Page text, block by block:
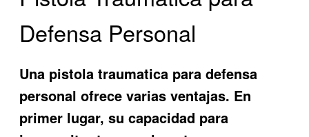
Defensa Personal
Una pistola traumatica para defensa
personal ofrece varias ventajas. En
primer lugar, su capacidad para